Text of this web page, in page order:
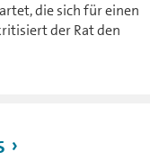
die sich für einen
der Rat den